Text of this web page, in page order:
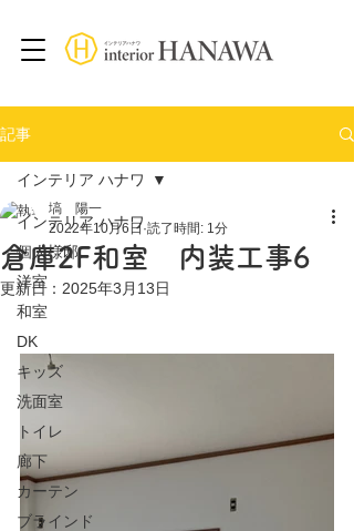
記事
インテリア ハナワ
個人様邸
洋室
和室
DK
キッズ
洗面室
トイレ
廊下
カーテン
ブラインド
インテリア ハナワ
倉庫2F和室 内装工事6
塙 陽一
2022年10月6日 読了時間: 1分
更新日： 2025年3月13日